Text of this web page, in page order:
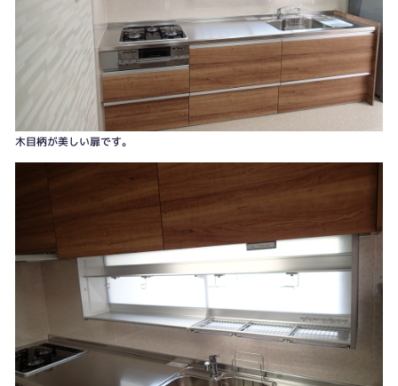
木目柄が美しい扉です。
自動で洗浄してくれるレンジフード。コンロの着火で連動して運転してくれま